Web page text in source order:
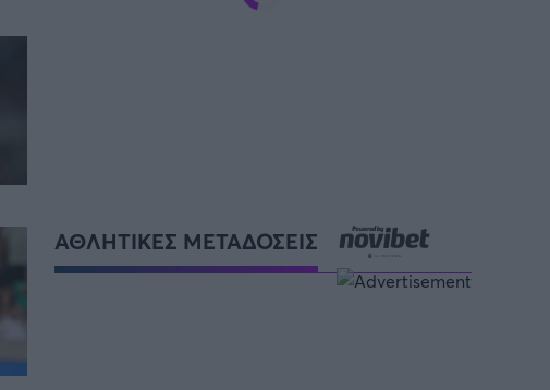
ΑΘΛΗΤΙΚΕΣ ΜΕΤΑΔΟΣΕΙΣ